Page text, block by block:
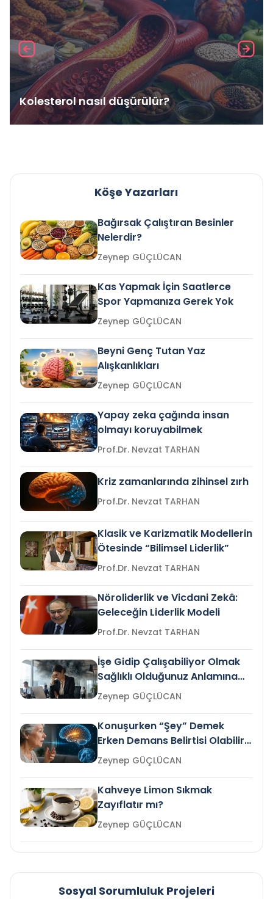
Kolesterol nasıl düşürülür?
Köşe Yazarları
Bağırsak Çalıştıran Besinler
Nelerdir?
Zeynep GÜÇLÜCAN
Kas Yapmak İçin Saatlerce
Spor Yapmanıza Gerek Yok
Zeynep GÜÇLÜCAN
Beyni Genç Tutan Yaz
Alışkanlıkları
Zeynep GÜÇLÜCAN
Yapay zeka çağında insan
olmayı koruyabilmek
Prof.Dr. Nevzat TARHAN
Kriz zamanlarında zihinsel zırh
Prof.Dr. Nevzat TARHAN
Klasik ve Karizmatik Modellerin
Ötesinde “Bilimsel Liderlik”
Prof.Dr. Nevzat TARHAN
Nöroliderlik ve Vicdani Zekâ:
Geleceğin Liderlik Modeli
Prof.Dr. Nevzat TARHAN
İşe Gidip Çalışabiliyor Olmak
Sağlıklı Olduğunuz Anlamına
Gelir mi?Zeynep GÜÇLÜCAN
Konuşurken “Şey” Demek
Erken Demans Belirtisi Olabilir
mi?
Zeynep GÜÇLÜCAN
Kahveye Limon Sıkmak
Zayıflatır mı?
Zeynep GÜÇLÜCAN
Sosyal Sorumluluk Projeleri